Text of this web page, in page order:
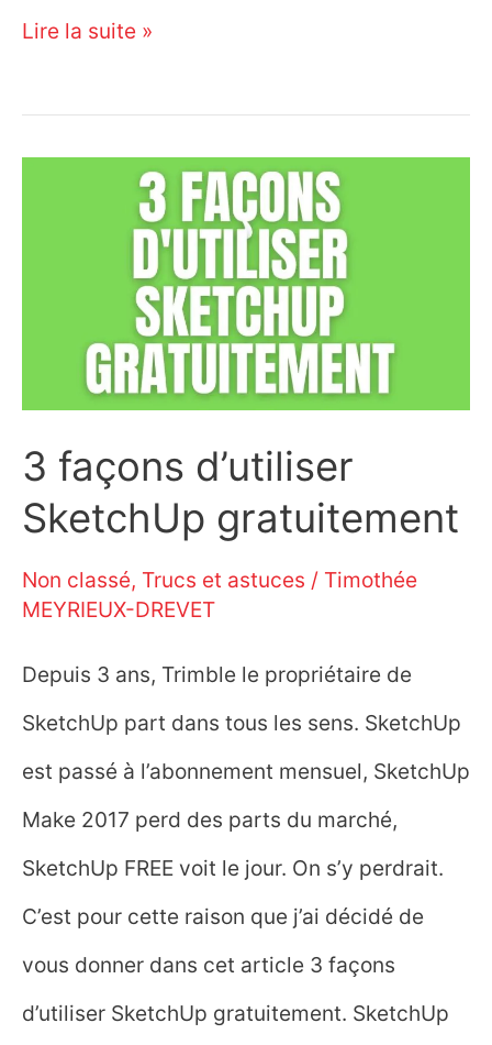
Les
Lire la suite »
3 façons d’utiliser
SketchUp gratuitement
Non classé, Trucs et astuces / Timothée
MEYRIEUX-DREVET
Depuis 3 ans, Trimble le propriétaire de
SketchUp part dans tous les sens. SketchUp
est passé à l’abonnement mensuel, SketchUp
Make 2017 perd des parts du marché,
SketchUp FREE voit le jour. On s’y perdrait.
C’est pour cette raison que j’ai décidé de
vous donner dans cet article 3 façons
d’utiliser SketchUp gratuitement. SketchUp